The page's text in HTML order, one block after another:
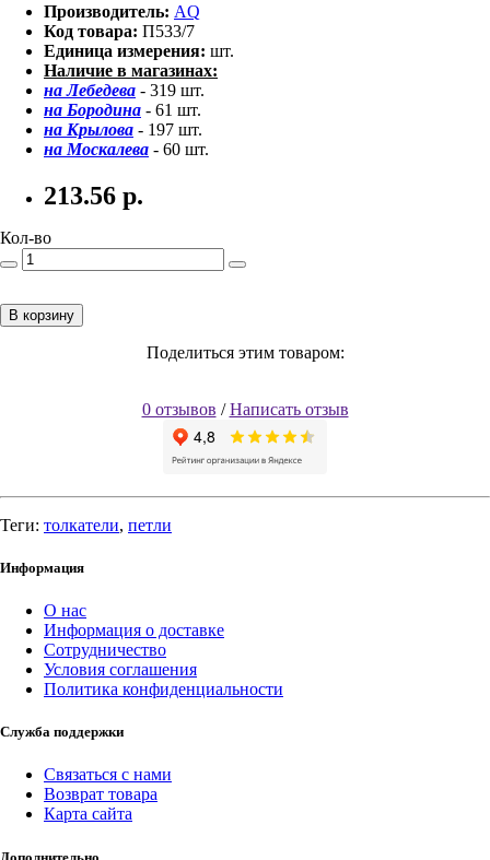
Производитель: AQ
Код товара: П533/7
Единица измерения: шт.
Наличие в магазинах:
на Лебедева - 319 шт.
на Бородина - 61 шт.
на Крылова - 197 шт.
на Москалева - 60 шт.
213.56 р.
Кол-во
В корзину
Поделиться этим товаром:
0 отзывов /Написать отзыв
Теги: толкатели, петли
Информация
О нас
Информация о доставке
Сотрудничество
Условия соглашения
Политика конфиденциальности
Служба поддержки
Связаться с нами
Возврат товара
Карта сайта